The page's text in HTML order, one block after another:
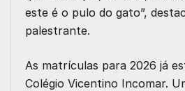
este é o pulo do gato”,
palestrante.
As matrículas para 2026 já
Colégio Vicentino Incomar.